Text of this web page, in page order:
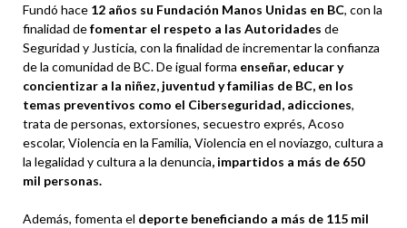
Fundó hace 12 años su Fundación Manos Unidas en BC, con la
finalidad defomentar el respeto a las Autoridades de
Seguridad y Justicia, con la finalidad de incrementar la confianza
de la comunidad de BC. De igual forma enseñar, educar y
concientizar a la niñez, juventud y familias de BC, en los
temas preventivos como el Ciberseguridad, adicciones,
trata de personas, extorsiones, secuestro exprés, Acoso
escolar, Violencia en la Familia, Violencia en el noviazgo, cultura a
la legalidad y cultura a la denuncia, impartidos a más de 650
mil personas.
Además, fomenta el deporte beneficiando a más de 115 mil